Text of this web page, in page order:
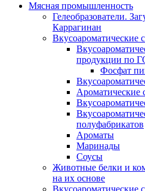
Мясная промышленность
Гелеобразователи.
Каррагинан
Вкусоароматические
продукции по
Фосфат
Ароматические
полуфабрикатов
Ароматы
Маринады
Соусы
Животные белки и
на их основе